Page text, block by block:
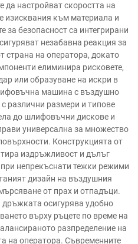
да настройват скоростта на
изисквания към материала и
за безопасност са интегрирани
незабавна реакция за
страна на оператора, докато
елиминира рисковете,
или образуване на искри в
машина с въздушно
различни размери и типове
до шлифовъчни дискове и
универсална за множество
Конструкцията от
издръжливост и дълъг
непрекъснати тежки режими
дизайн на въздушния
от прах и отпадъци.
осигурява удобно
върху ръцете по време на
разпределение на
на оператора. Съвременните